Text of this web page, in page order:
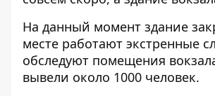
На данный момент здание
месте работают экстренные
обследуют помещения
вывели около 1000 человек.